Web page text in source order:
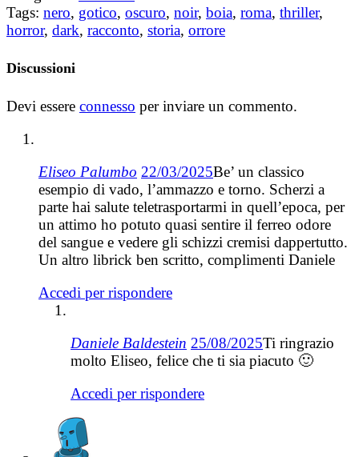
Tags: nero, gotico, oscuro, noir, boia, roma, thriller,
horror, dark, racconto, storia, orrore
Discussioni
Devi essere connesso per inviare un commento.
Eliseo Palumbo 22/03/2025Be’ un classico
esempio di vado, l’ammazzo e torno. Scherzi a
parte hai salute teletrasportarmi in quell’epoca, per
un attimo ho potuto quasi sentire il ferreo odore
del sangue e vedere gli schizzi cremisi dappertutto.
Un altro librick ben scritto, complimenti Daniele
Accedi per rispondere
Daniele Baldestein 25/08/2025Ti ringrazio
molto Eliseo, felice che ti sia piacuto 🙂
Accedi per rispondere